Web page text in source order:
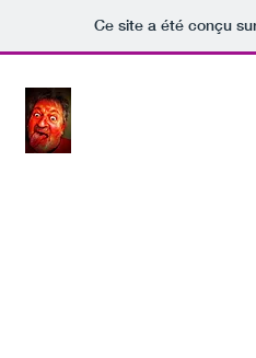
Ce site a été conçu